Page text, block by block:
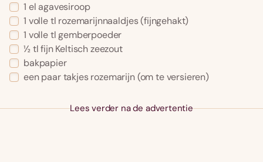
1 el agavesiroop
1 volle tl rozemarijnnaaldjes (fijngehakt)
1 volle tl gemberpoeder
½ tl fijn Keltisch zeezout
bakpapier
een paar takjes rozemarijn (om te versieren)
Lees verder na de advertentie